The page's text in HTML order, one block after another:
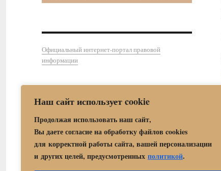
Наш сайт использует cookie
Продолжая использовать наш сайт,
Вы даете согласие на обработку файлов cookies
для корректной работы сайта, вашей персонализации
и других целей, предусмотренных политикой.
Официальный интернет-портал правовой
информации